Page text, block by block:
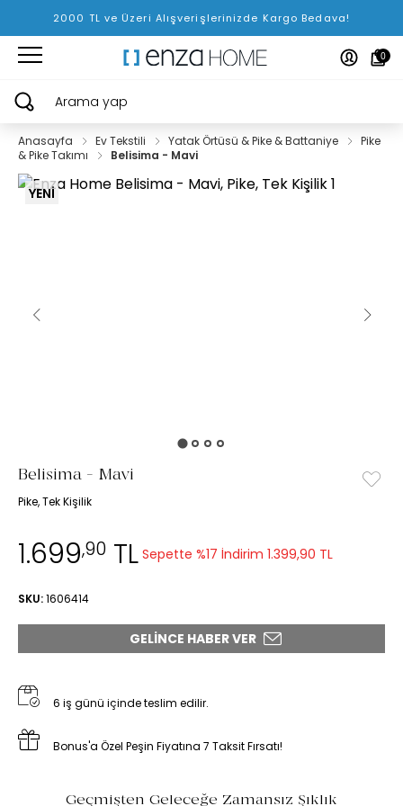
2000 TL ve Üzeri Alışverişlerinizde Kargo Bedava!
0
Arama yap
Anasayfa Ev Tekstili Yatak Örtüsü & Pike & Battaniye
Pike
& Pike Takımı
Belisima - Mavi
YENİ
Belisima - Mavi
Pike, Tek Kişilik
1.699,90 TL Sepette %17 İndirim 1.399,90 TL
SKU:1606414
GELINCE HABER VER
6 iş günü içinde teslim edilir.
Bonus'a Özel Peşin Fiyatına 7 Taksit Fırsatı!
Geçmişten Geleceğe Zamansız Şıklık